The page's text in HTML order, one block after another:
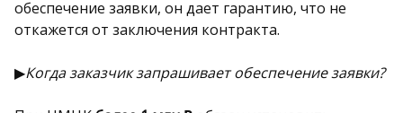
обеспечение заявки, он дает гарантию, что не
откажется от заключения контракта.
▶Когда заказчик запрашивает обеспечение заявки?